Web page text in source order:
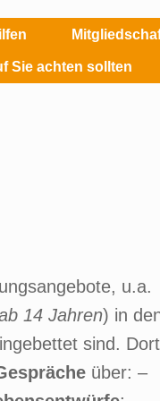
Sie achten sollten
u.a.
14 Jahren) in
sind. Dort
über: –